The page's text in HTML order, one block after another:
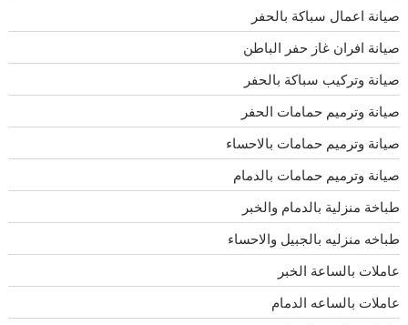
صيانة اعمال سباكة بالحفر
صيانة افران غاز حفر الباطن
صيانة وتركيب سباكة بالحفر
صيانة وترميم حمامات الحفر
صيانة وترميم حمامات بالاحساء
صيانة وترميم حمامات بالدمام
طباخة منزلية بالدمام والخبر
طباخه منزليه بالجبيل والاحساء
عاملات بالساعة الخبر
عاملات بالساعه الدمام